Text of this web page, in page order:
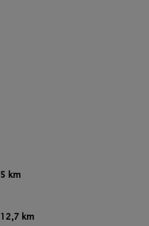
5 km
12,7 km